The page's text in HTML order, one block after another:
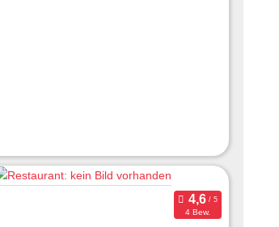
4 Bew.